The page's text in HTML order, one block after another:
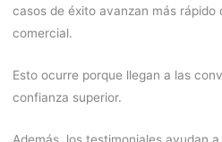
casos de éxito avanzan más rápido
comercial.
Esto ocurre porque llegan a las
confianza superior.